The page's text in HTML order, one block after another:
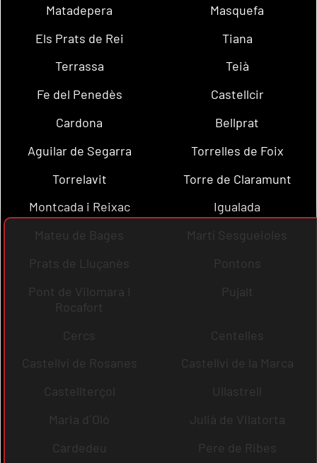
Matadepera
Masquefa
Els Prats de Rei
Tiana
Terrassa
Teià
Fe del Penedès
Castellcir
Cardona
Bellprat
Aguilar de Segarra
Torrelles de Foix
Torrelavit
Torre de Claramunt
Montcada i Reixac
Igualada
Mateu de Bages
Martí Sesgueioles
Prats de Lluçanès
Pontons
Pont de Vilomara i
Rocafort
Pujalt
Cercs
Centelles
Castellví de Rosanes
Castellví de la Marca
Castellterçol
Ullastrell
Maria d´Oló
Julià de Vilatorta
Cardedeu
Pere de Ribes